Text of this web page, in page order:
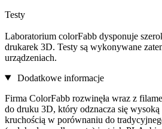
Testy
Laboratorium colorFabb dysponuje
drukarek 3D. Testy są wykonywane
urządzeniach.
Dodatkowe informacje
Firma ColorFabb rozwinęła wraz z
do druku 3D, który odznacza się wysoką
kruchością w porównaniu do